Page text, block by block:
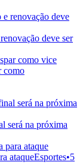
deve ser
como
será na próxima
ataqueEsportes•5